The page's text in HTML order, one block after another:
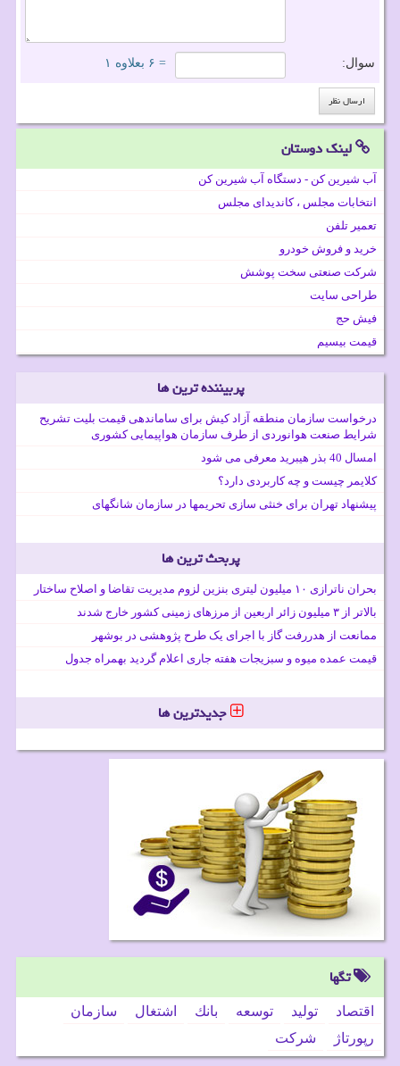
سوال: = ۶ بعلاوه ۱
لینک دوستان
آب شیرین کن - دستگاه آب شیرین کن
انتخابات مجلس ، کاندیدای مجلس
تعمیر تلفن
خرید و فروش خودرو
شرکت صنعتی سخت پوشش
طراحی سایت
فیش حج
قیمت بیسیم
پربیننده ترین ها
درخواست سازمان منطقه آزاد کیش برای ساماندهی قیمت بلیت تشریح
شرایط صنعت هوانوردی از طرف سازمان هواپیمایی کشوری
امسال 40 بذر هیبرید معرفی می شود
کلایمر چیست و چه کاربردی دارد؟
پیشنهاد تهران برای خنثی سازی تحریمها در سازمان شانگهای
پربحث ترین ها
بحران ناترازی ۱۰ میلیون لیتری بنزین لزوم مدیریت تقاضا و اصلاح ساختار
بالاتر از ۳ میلیون زائر اربعین از مرزهای زمینی کشور خارج شدند
ممانعت از هدررفت گاز با اجرای یک طرح پژوهشی در بوشهر
قیمت عمده میوه و سبزیجات هفته جاری اعلام گردید بهمراه جدول
جدیدترین ها
تگها
اقتصاد تولید توسعه بانك اشتغال
سازمان
رپورتاژ
شركت